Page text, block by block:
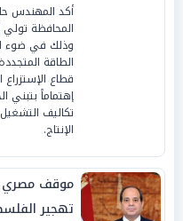
أكد المهندس
المحافظة تولي
وذلك في ضوء
الطاقة
قطاع
إهتماماً
تكاليف
الإنتاج.
موقف مصري
تهجير